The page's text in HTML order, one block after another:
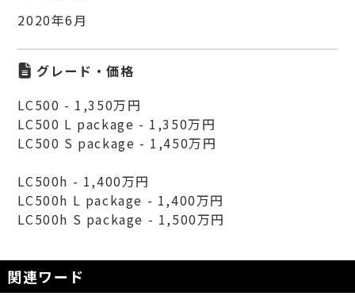
2020年6月
グレード・価格
LC500 - 1,350万円
LC500 L package - 1,350万円
LC500 S package - 1,450万円
LC500h - 1,400万円
LC500h L package - 1,400万円
LC500h S package - 1,500万円
関連ワード